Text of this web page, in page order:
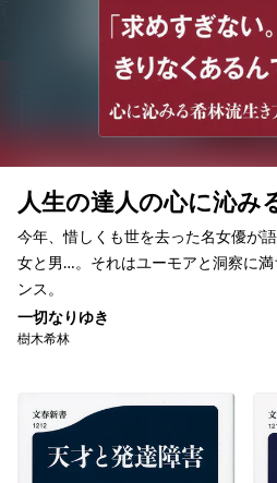
人生の達人の心に沁み
今年、惜しくも世を去った名女優が
女と男…。それはユーモアと洞察に
ンス。
一切なりゆき
樹木希林